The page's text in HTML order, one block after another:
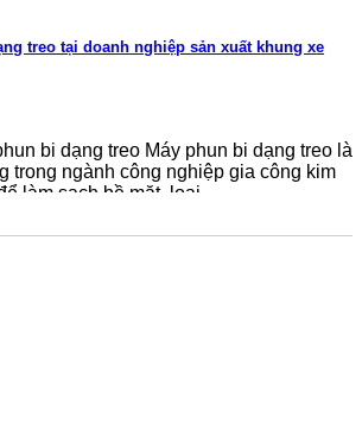
treo tại doanh nghiệp sản xuất khung xe
bi dạng treo Máy phun bi dạng treo là
trong ngành công nghiệp gia công kim
làm sạch bề mặt, loại...